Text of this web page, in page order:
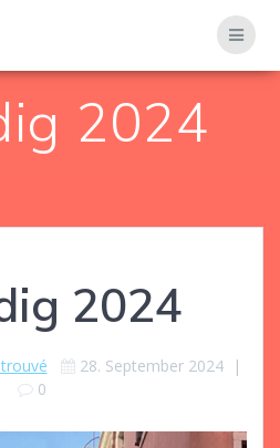
2024
2024
28. September 2024|
0